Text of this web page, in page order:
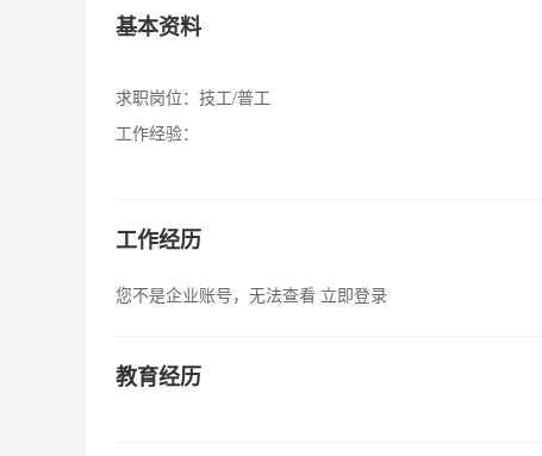
基本资料
求职岗位： 技工/普工
工作经验：
工作经历
您不是企业账号，无法查看 立即登录
教育经历